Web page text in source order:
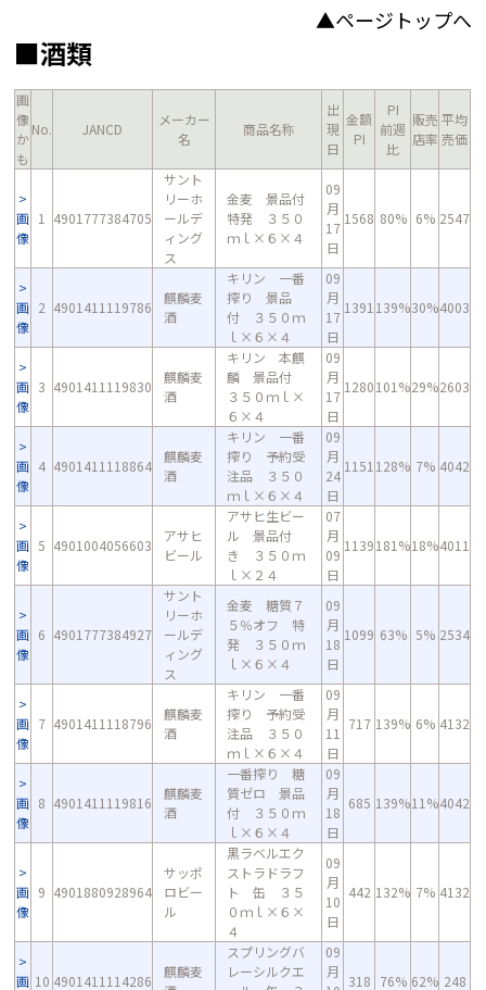
▲ページトップへ
■酒類
画
像
か
も
No. JANCD
メーカー
名
商品名称
出
現
日
金額
PI
PI
前週
比
販売
店率
平均
売価
画
像
1 4901777384705
サント
リーホ
ールデ
ィング
ス
金麦 景品付
特発 ３５０
ｍｌ×６×４
09
月
17
日
1568 80% 6% 2547
画
像
2 4901411119786
麒麟麦
酒
キリン 一番
搾り 景品
付 ３５０ｍ
ｌ×６×４
09
月
17
日
1391 139%30%4003
画
像
3 4901411119830
麒麟麦
酒
キリン 本麒
麟 景品付
３５０ｍｌ×
６×４
09
月
17
日
1280101%29%2603
画
像
4 4901411118864
麒麟麦
酒
キリン 一番
搾り 予約受
注品 ３５０
ｍｌ×６×４
09
月
24
日
1151 128% 7% 4042
画
像
5 4901004056603
アサヒ
ビール
アサヒ生ビー
ル 景品付
き ３５０ｍ
ｌ×２４
07
月
09
日
1139181%18%4011
画
像
6 4901777384927
サント
リーホ
ールデ
ィング
ス
金麦 糖質７
５％オフ 特
発 ３５０ｍ
ｌ×６×４
09
月
18
日
1099 63% 5% 2534
画
像
7 4901411118796
麒麟麦
酒
キリン 一番
搾り 予約受
注品 ３５０
ｍｌ×６×４
09
月
11
日
717 139% 6% 4132
画
像
8 4901411119816
麒麟麦
酒
一番搾り 糖
質ゼロ 景品
付 ３５０ｍ
ｌ×６×４
09
月
18
日
685 139%11%4042
画
像
9 4901880928964
サッポ
ロビー
ル
黒ラベルエク
ストラドラフ
ト 缶 ３５
０ｍｌ×６×
４
09
月
10
日
442 132% 7% 4132
画 10 4901411114286
麒麟麦
スプリングバ
レーシルクエ
09
月
318 76% 62% 248